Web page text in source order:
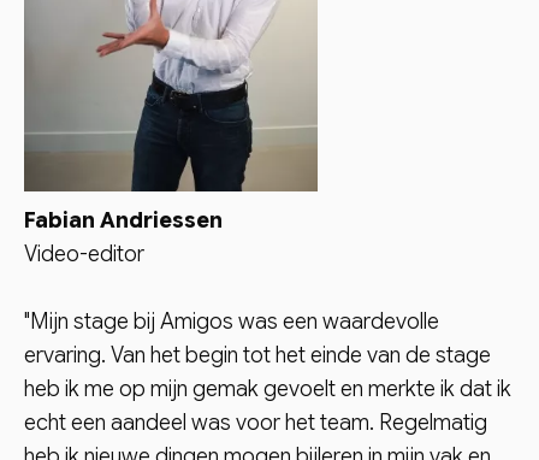
Fabian Andriessen
Video-editor
"Mijn stage bij Amigos was een waardevolle
ervaring. Van het begin tot het einde van de stage
heb ik me op mijn gemak gevoelt en merkte ik dat ik
echt een aandeel was voor het team. Regelmatig